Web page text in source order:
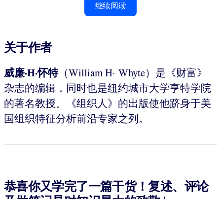
继续阅读
关于作者
威廉·H·怀特（William H· Whyte）是《财富》
杂志的编辑，同时也是纽约城市大学亨特学院
的著名教授。《组织人》的出版使他跻身于美
国组织特征分析前沿专家之列。
恭喜你又学完了一篇干货！复述、评论